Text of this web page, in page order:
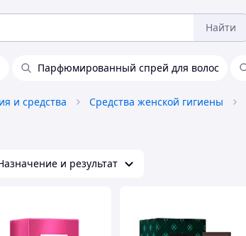
Найти
Парфюмированный спрей для волос
и средства Средства женской гигиены
и результат